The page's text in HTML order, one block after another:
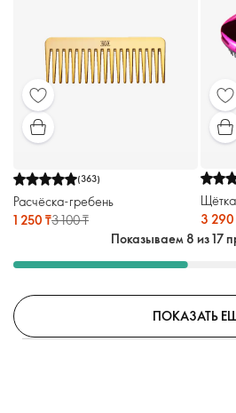
(363)
Расчёска-гребень
1 250 ₸3 100 ₸
3 290
Показываем 8 из 17
ПОКАЗАТЬ